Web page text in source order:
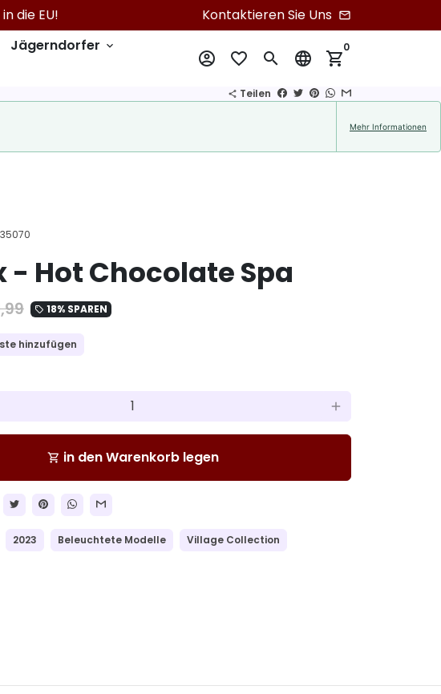
die EU! Kontaktieren Sie Uns email
Jägerndorfer keyboard_arrow_down
account_circle favorite_border search language shopping_cart
0
share Teilen
Mehr Informationen
35070
- Hot Chocolate Spa
local_offer 18% SPAREN
hinzufügen
add
shopping_cart in den Warenkorb legen
2023 Beleuchtete Modelle Village Collection